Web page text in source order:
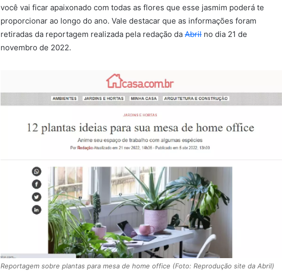
você vai ficar apaixonado com todas as flores que esse jasmim poderá te
proporcionar ao longo do ano. Vale destacar que as informações foram
retiradas da reportagem realizada pela redação da Abril no dia 21 de
novembro de 2022.
Reportagem sobre plantas para mesa de home office (Foto: Reprodução site da Abril)